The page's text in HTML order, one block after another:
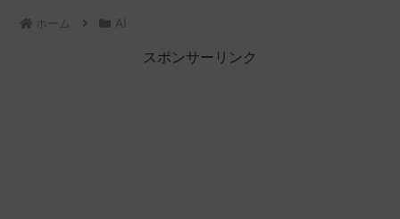
ホーム AI
スポンサーリンク